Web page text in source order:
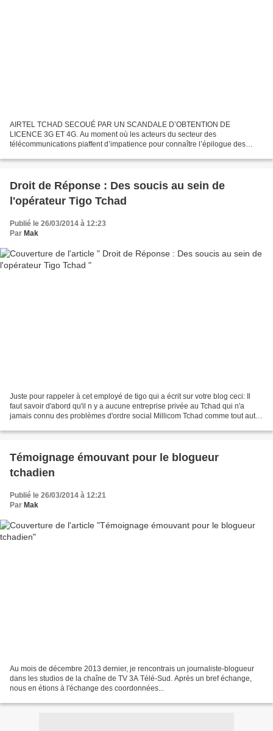
AIRTEL TCHAD SECOUÉ PAR UN SCANDALE D’OBTENTION DE
LICENCE 3G ET 4G. Au moment où les acteurs du secteur des
télécommunications piaffent d’impatience pour connaître l’épilogue des
Droit de Réponse : Des soucis au sein de
l'opérateur Tigo Tchad
Publié le 26/03/2014 à 12:23
Par Mak
Juste pour rappeler à cet employé de tigo qui a écrit sur votre blog ceci: Il
faut savoir d'abord qu'il n y a aucune entreprise privée au Tchad qui n'a
jamais connu des problèmes d'ordre social Millicom Tchad comme tout autre
Témoignage émouvant pour le blogueur
tchadien
Publié le 26/03/2014 à 12:21
Par Mak
Au mois de décembre 2013 dernier, je rencontrais un journaliste-blogueur
dans les studios de la chaîne de TV 3A Télé-Sud. Après un bref échange,
nous en étions à l'échange des coordonnées...